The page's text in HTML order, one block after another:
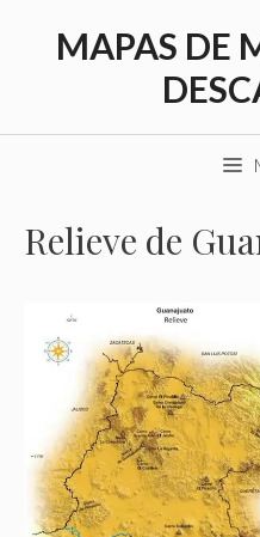
MAPAS DE
Relieve de